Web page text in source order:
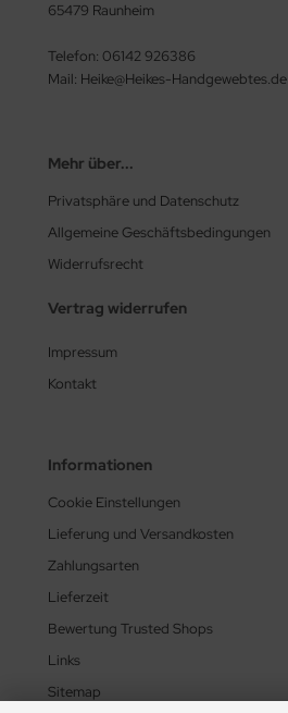
65479 Raunheim
Telefon: 06142 926386
Mail: Heike@Heikes-Handgewebtes.de
Mehr über...
Privatsphäre und Datenschutz
Allgemeine Geschäftsbedingungen
Widerrufsrecht
Vertrag widerrufen
Impressum
Kontakt
Informationen
Cookie Einstellungen
Lieferung und Versandkosten
Zahlungsarten
Lieferzeit
Bewertung Trusted Shops
Links
Sitemap